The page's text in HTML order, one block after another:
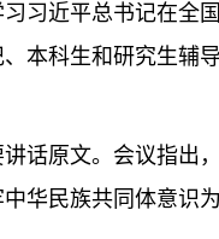
习近平总书记在全
本科生和研究生辅
话原文。会议指出
华民族共同体意识